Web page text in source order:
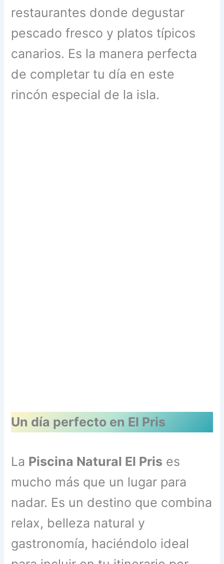
restaurantes donde degustar
pescado fresco y platos típicos
canarios. Es la manera perfecta
de completar tu día en este
rincón especial de la isla.
Un día perfecto en El Pris
La Piscina Natural El Pris es
mucho más que un lugar para
nadar. Es un destino que combina
relax, belleza natural y
gastronomía, haciéndolo ideal